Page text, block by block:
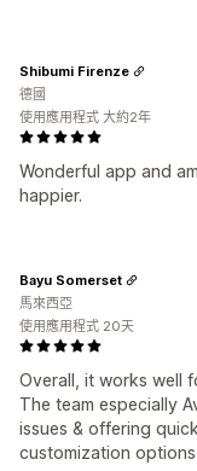
Wonderful app and
happier.
Shibumi Firenze
德國
使用應用程式 大約2年
Overall, it works well
The team especially
issues & offering
customization
Bayu Somerset
馬來西亞
使用應用程式 20天